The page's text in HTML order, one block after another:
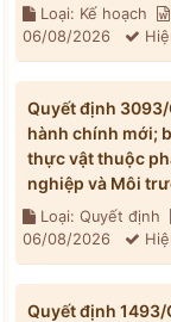
Loại: Kế hoạch
06/08/2026
Quyết định
hành chính mới;
thực vật thuộc
nghiệp và Môi
Loại: Quyết định
06/08/2026
Quyết định